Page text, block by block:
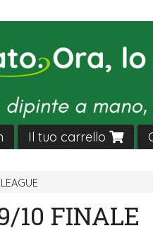
Il tuo carrello
10 FINALE